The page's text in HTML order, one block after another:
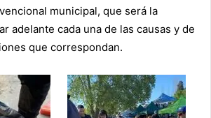
municipal, que será la
adelante cada una de las causas y de
que correspondan.